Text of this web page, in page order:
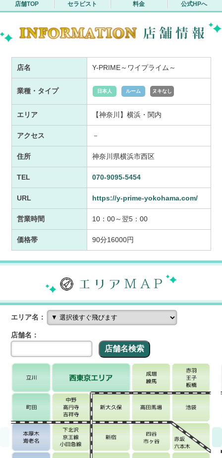
店舗TOP セラピスト 料金 公式HPへ
店名 Y-PRIME～ワイプライム～
業種・タイプ 日本人 ルーム ヌキなし
エリア 【神奈川】横浜・関内
アクセス －
住所 神奈川県横浜市西区
TEL 070-9095-5454
URL https://y-prime-yokohama.com/
営業時間 10：00～翌5：00
価格帯 90分16000円
エリア名：
店舗名：